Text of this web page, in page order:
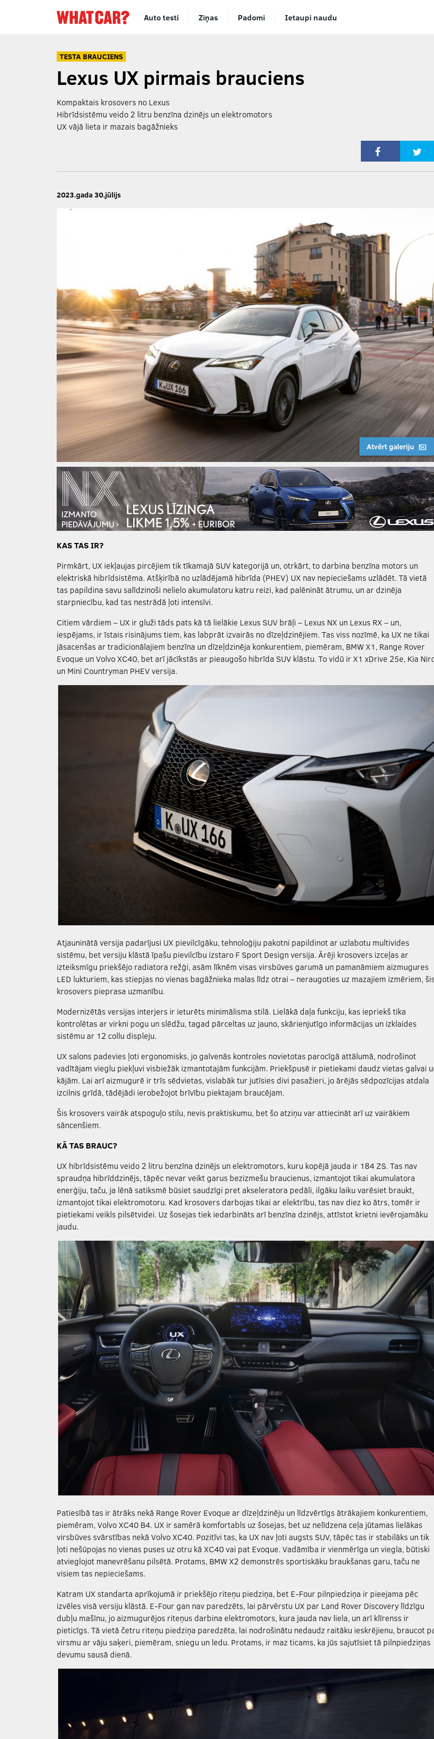
Auto testi Ziņas Padomi Ietaupi naudu
TESTA BRAUCIENS
Lexus UX pirmais brauciens
Kompaktais krosovers no Lexus
Hibrīdsistēmu veido 2 litru benzīna dzinējs un elektromotors
UX vājā lieta ir mazais bagāžnieks
2023.gada 30.jūlijs
Atvērt galeriju
KAS TAS IR?
Pirmkārt, UX iekļaujas pircējiem tik tīkamajā SUV kategorijā un, otrkārt, to darbina benzīna motors un
elektriskā hibrīdsistēma. Atšķirībā no uzlādējamā hibrīda (PHEV) UX nav nepieciešams uzlādēt. Tā vietā
tas papildina savu salīdzinoši nelielo akumulatoru katru reizi, kad palēnināt ātrumu, un ar dzinēja
starpniecību, kad tas nestrādā ļoti intensīvi.
Citiem vārdiem – UX ir gluži tāds pats kā tā lielākie Lexus SUV brāļi – Lexus NX un Lexus RX – un,
iespējams, ir īstais risinājums tiem, kas labprāt izvairās no dīzeļdzinējiem. Tas viss nozīmē, ka UX ne tikai
jāsacenšas ar tradicionālajiem benzīna un dīzeļdzinēja konkurentiem, piemēram, BMW X1, Range Rover
Evoque un Volvo XC40, bet arī jācīkstās ar pieaugošo hibrīda SUV klāstu. To vidū ir X1 xDrive 25e, Kia
un Mini Countryman PHEV versija.
Atjauninātā versija padarījusi UX pievilcīgāku, tehnoloģiju pakotni papildinot ar uzlabotu multivides
sistēmu, bet versiju klāstā īpašu pievilcību izstaro F Sport Design versija. Ārēji krosovers izceļas ar
izteiksmīgu priekšējo radiatora režģi, asām līknēm visas virsbūves garumā un pamanāmiem aizmugures
LED lukturiem, kas stiepjas no vienas bagāžnieka malas līdz otrai – neraugoties uz mazajiem izmēriem,
krosovers pieprasa uzmanību.
Modernizētās versijas interjers ir ieturēts minimālisma stilā. Lielākā daļa funkciju, kas iepriekš tika
kontrolētas ar virkni pogu un slēdžu, tagad pārceltas uz jauno, skārienjutīgo informācijas un izklaides
sistēmu ar 12 collu displeju.
UX salons padevies ļoti ergonomisks, jo galvenās kontroles novietotas parocīgā attālumā, nodrošinot
vadītājam vieglu piekļuvi visbiežāk izmantotajām funkcijām. Priekšpusē ir pietiekami daudz vietas galvai
kājām. Lai arī aizmugurē ir trīs sēdvietas, vislabāk tur jutīsies divi pasažieri, jo ārējās sēdpozīcijas atdala
izcilnis grīdā, tādējādi ierobežojot brīvību piektajam braucējam.
Šis krosovers vairāk atspoguļo stilu, nevis praktiskumu, bet šo atziņu var attiecināt arī uz vairākiem
sāncenšiem.
KĀ TAS BRAUC?
UX hibrīdsistēmu veido 2 litru benzīna dzinējs un elektromotors, kuru kopējā jauda ir 184 ZS. Tas nav
spraudņa hibrīddzinējs, tāpēc nevar veikt garus bezizmešu braucienus, izmantojot tikai akumulatora
enerģiju, taču, ja lēnā satiksmē būsiet saudzīgi pret akseleratora pedāli, ilgāku laiku varēsiet braukt,
izmantojot tikai elektromotoru. Kad krosovers darbojas tikai ar elektrību, tas nav diez ko ātrs, tomēr ir
pietiekami veikls pilsētvidei. Uz šosejas tiek iedarbināts arī benzīna dzinējs, attīstot krietni ievērojamāku
jaudu.
Patiesībā tas ir ātrāks nekā Range Rover Evoque ar dīzeļdzinēju un līdzvērtīgs ātrākajiem konkurentiem,
piemēram, Volvo XC40 B4. UX ir samērā komfortabls uz šosejas, bet uz nelīdzena ceļa jūtamas lielākas
virsbūves svārstības nekā Volvo XC40. Pozitīvi tas, ka UX nav ļoti augsts SUV, tāpēc tas ir stabilāks un tik
ļoti nešūpojas no vienas puses uz otru kā XC40 vai pat Evoque. Vadāmība ir vienmērīga un viegla, būtiski
atvieglojot manevrēšanu pilsētā. Protams, BMW X2 demonstrēs sportiskāku braukšanas garu, taču ne
visiem tas nepieciešams.
Katram UX standarta aprīkojumā ir priekšējo riteņu piedziņa, bet E-Four pilnpiedziņa ir pieejama pēc
izvēles visā versiju klāstā. E-Four gan nav paredzēts, lai pārvērstu UX par Land Rover Discovery līdzīgu
dubļu mašīnu, jo aizmugurējos riteņus darbina elektromotors, kura jauda nav liela, un arī klīrenss ir
pieticīgs. Tā vietā četru riteņu piedziņa paredzēta, lai nodrošinātu nedaudz raitāku ieskrējienu, braucot
virsmu ar vāju saķeri, piemēram, sniegu un ledu. Protams, ir maz ticams, ka jūs sajutīsiet tā pilnpiedziņas
devumu sausā dienā.